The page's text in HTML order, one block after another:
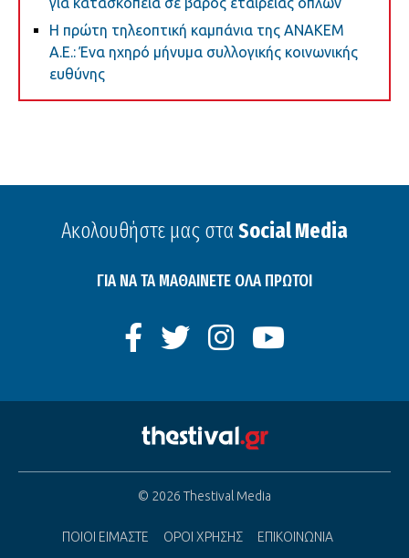
Η πρώτη τηλεοπτική καμπάνια της ΑΝΑΚΕΜ
Α.Ε.: Ένα ηχηρό μήνυμα συλλογικής κοινωνικής
ευθύνης
Ακολουθήστε μας στα Social Media
ΓΙΑ ΝΑ ΤΑ ΜΑΘΑΙΝΕΤΕ ΟΛΑ ΠΡΩΤΟΙ
© 2026 Thestival Media
ΠΟΙΟΙ ΕΙΜΑΣΤΕ ΟΡΟΙ ΧΡΗΣΗΣ ΕΠΙΚΟΙΝΩΝΙΑ